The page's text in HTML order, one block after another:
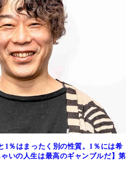
1％はまったく別の性質。1％には希
いの人生は最高のギャンブルだ】第